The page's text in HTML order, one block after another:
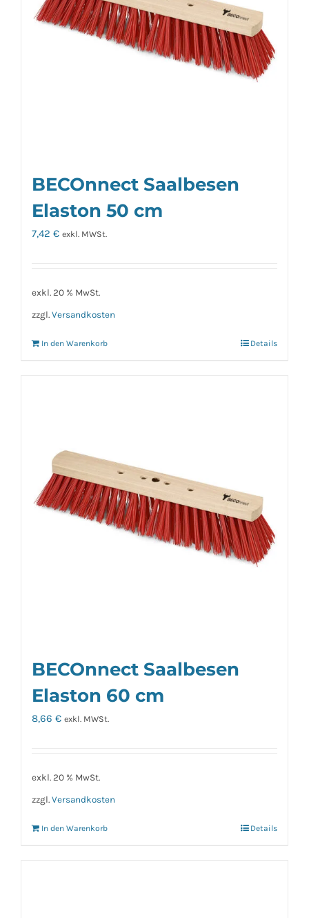
BECOnnect Saalbesen
Elaston 50 cm
7,42 € exkl. MWSt.
exkl. 20 % MwSt.
zzgl. Versandkosten
In den Warenkorb Details
BECOnnect Saalbesen
Elaston 60 cm
8,66 € exkl. MWSt.
exkl. 20 % MwSt.
zzgl. Versandkosten
In den Warenkorb Details